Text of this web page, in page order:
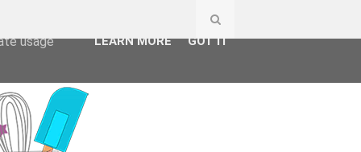
agent
usage
LEARN MORE GOT IT